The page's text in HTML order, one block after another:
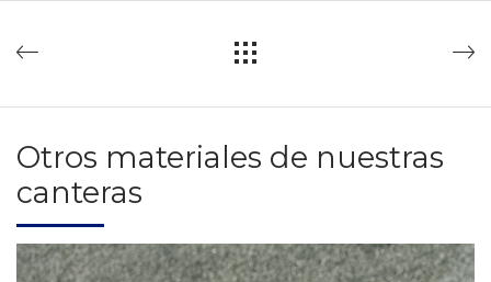
Otros materiales de nuestras
canteras